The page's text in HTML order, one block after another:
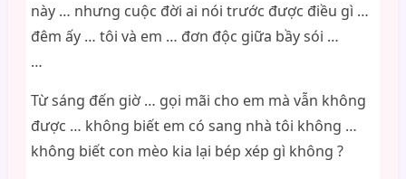
này … nhưng cuộc đời ai nói trước được điều gì …
đêm ấy … tôi và em … đơn độc giữa bầy sói …
…
Từ sáng đến giờ … gọi mãi cho em mà vẫn không
được … không biết em có sang nhà tôi không …
không biết con mèo kia lại bép xép gì không ?